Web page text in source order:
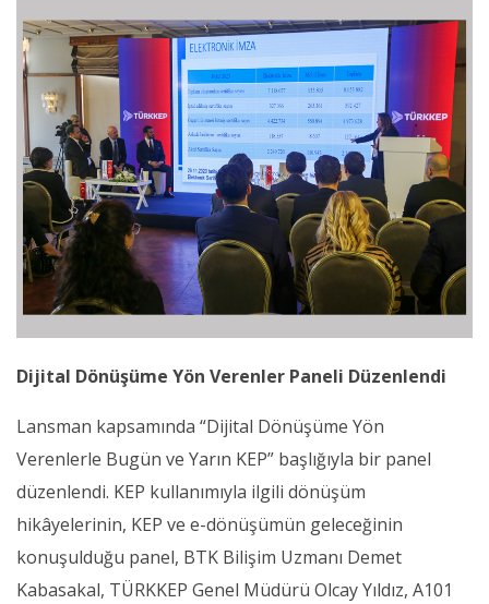
Dijital Dönüşüme Yön Verenler Paneli Düzenlendi
Lansman kapsamında “Dijital Dönüşüme Yön
Verenlerle Bugün ve Yarın KEP” başlığıyla bir panel
düzenlendi. KEP kullanımıyla ilgili dönüşüm
hikâyelerinin, KEP ve e-dönüşümün geleceğinin
konuşulduğu panel, BTK Bilişim Uzmanı Demet
Kabasakal, TÜRKKEP Genel Müdürü Olcay Yıldız, A101